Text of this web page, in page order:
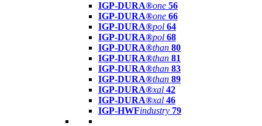
IGP-DURA®one 56
IGP-DURA®one 66
IGP-DURA®pol 64
IGP-DURA®pol 68
IGP-DURA®than 80
IGP-DURA®than 81
IGP-DURA®than 83
IGP-DURA®than 89
IGP-DURA®xal 42
IGP-DURA®xal 46
IGP-HWFindustry 79